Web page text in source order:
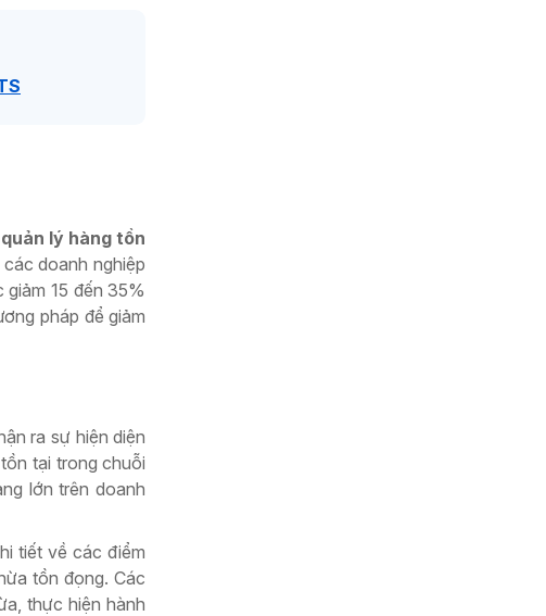
lý hàng tồn
doanh nghiệp
15 đến 35%
pháp để giảm
ra sự hiện diện
tại trong chuỗi
lớn trên doanh
tiết về các điểm
tồn đọng. Các
thực hiện hành